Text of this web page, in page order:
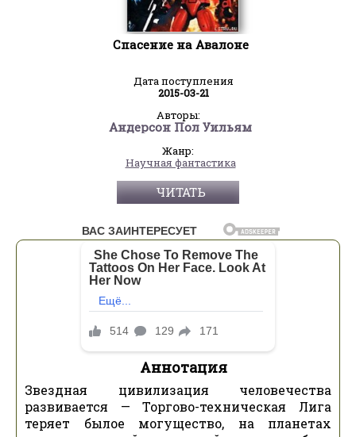
Спасение на Авалоне
Дата поступления
2015-03-21
Авторы:
Андерсон Пол Уильям
Жанр:
Научная фантастика
ЧИТАТЬ
Аннотация
Звездная цивилизация человечества
развивается — Торгово-техническая Лига
теряет былое могущество, на планетах